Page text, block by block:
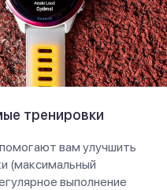
тренировки
вам улучшить
(максимальный
выполнение